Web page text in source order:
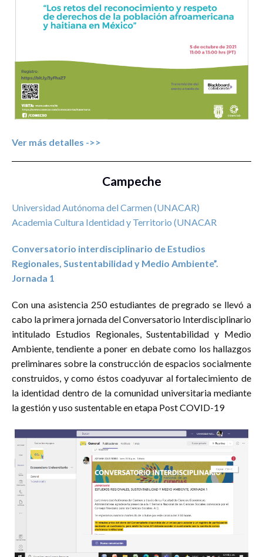
Zacatecas 52
Diagrama 1. Temáticas que se abordarán en las
Tabla 2. Eventos registrados y las disciplinas a
las que corresponden
Ver más detalles ->>
Campeche
Universidad Autónoma del Carmen (UNACAR)
Academia Cultura Identidad y Territorio (UNACAR
Conversatorio interdisciplinario de Estudios
Regionales, Sustentabilidad y Medio Ambiente”.
Jornada 1
Con una asistencia 250 estudiantes de pregrado se llevó a
cabo la primera jornada del Conversatorio Interdisciplinario
intitulado Estudios Regionales, Sustentabilidad y Medio
Ambiente, tendiente a poner en debate como los hallazgos
preliminares sobre la construcción de espacios socialmente
construidos, y como éstos coadyuvar al fortalecimiento de
la identidad dentro de la comunidad universitaria mediante
la gestión y uso sustentable en etapa Post COVID-19